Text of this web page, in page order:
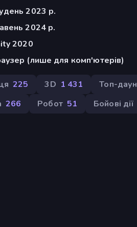
2023 р.
2024 р.
2020
(лише для комп'ютерів)
225 3D 1 431 Топ-даун
266 Робот 51 Бойові дії